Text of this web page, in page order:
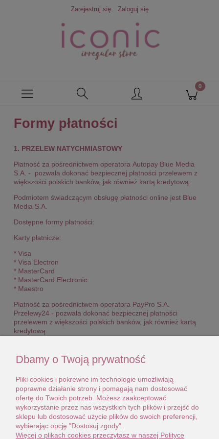
Zarejestruj się Zaloguj się
Formy płatności
1. PRZELEW NATYCHMIASTOWY
Płatność za pośrednictwem operatora Autopay Blue Media
S.A. - pozwala dokonać bezpiecznej płatności przelewem z
większości polskich banków, jak również kartą kredytową.
Podmiotem świadczącym obsługę płatności online jest Blue
Media S.A.
Dostępne formy płatności:
Karty płatnicze:
* Visa
* Visa Electron
* MasterCard
* MasterCard Electronic
* Maestro
Płatność za pośrednictwem operatora PayPro S.A.
Przelewy24 - pozwala dokonać bezpiecznej płatności
przelewem z większości polskich banków, jak również kartą
kredytową.
płatności szybkimi przelewami oraz kartami płatniczymi jest
PayPro S.A.
Dostępne formy płatności:
Karty płatnicze:
* Visa
* Visa Electron
* MasterCard
Dbamy o Twoją prywatność
Pliki cookies i pokrewne im technologie umożliwiają
poprawne działanie strony i pomagają nam dostosować
ofertę do Twoich potrzeb. Możesz zaakceptować
wykorzystanie przez nas wszystkich tych plików i przejść do
sklepu lub dostosować użycie plików do swoich preferencji,
wybierając opcję "Dostosuj zgody".
Więcej o plikach cookies przeczytasz w naszej Polityce